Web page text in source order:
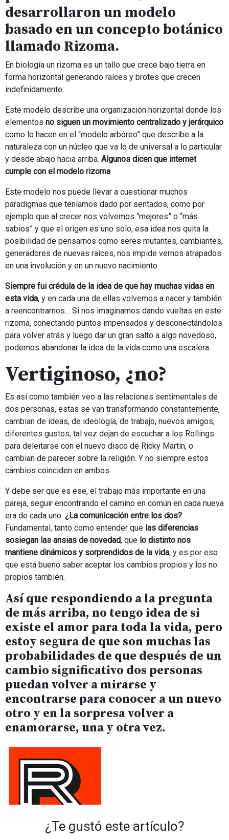
desarrollaron un modelo
basado en un concepto botánico
llamado Rizoma.
En biología un rizoma es un tallo que crece bajo tierra en
forma horizontal generando raíces y brotes que crecen
indefinidamente.
Este modelo describe una organización horizontal donde los
elementos no siguen un movimiento centralizado y jerárquico
como lo hacen en el “modelo arbóreo” que describe a la
naturaleza con un núcleo que va lo de universal a lo particular
y desde abajo hacia arriba. Algunos dicen que internet
cumple con el modelo rizoma.
Este modelo nos puede llevar a cuestionar muchos
paradigmas que teníamos dado por sentados, como por
ejemplo que al crecer nos volvemos “mejores” o “más
sabios” y que el origen es uno solo, esa idea nos quita la
posibilidad de pensarnos como seres mutantes, cambiantes,
generadores de nuevas raíces, nos impide vernos atrapados
en una involución y en un nuevo nacimiento.
Siempre fui crédula de la idea de que hay muchas vidas en
esta vida, y en cada una de ellas volvemos a nacer y también
a reencontrarnos… Si nos imaginamos dando vueltas en este
rizoma, conectando puntos impensados y desconectándolos
para volver atrás y luego dar un gran salto a algo novedoso,
podemos abandonar la idea de la vida como una escalera.
Vertiginoso, ¿no?
Es así como también veo a las relaciones sentimentales de
dos personas, estas se van transformando constantemente,
cambian de ideas, de ideología, de trabajo, nuevos amigos,
diferentes gustos, tal vez dejan de escuchar a los Rollings
para deleitarse con el nuevo disco de Ricky Martín, o
cambian de parecer sobre la religión. Y no siempre estos
cambios coinciden en ambos.
Y debe ser que es ese, el trabajo más importante en una
pareja, seguir encontrando el camino en común en cada nueva
era de cada uno. ¿La comunicación entre los dos?
Fundamental, tanto como entender que las diferencias
sosiegan las ansias de novedad, que lo distinto nos
mantiene dinámicos y sorprendidos de la vida, y es por eso
que está bueno saber aceptar los cambios propios y los no
propios también.
Así que respondiendo a la pregunta
de más arriba, no tengo idea de si
existe el amor para toda la vida, pero
estoy segura de que son muchas las
probabilidades de que después de un
cambio significativo dos personas
puedan volver a mirarse y
encontrarse para conocer a un nuevo
otro y en la sorpresa volver a
enamorarse, una y otra vez.
¿Te gustó este artículo?